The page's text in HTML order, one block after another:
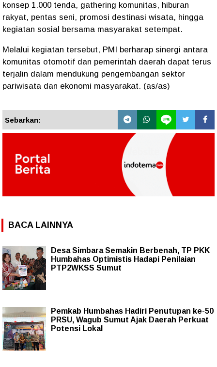
konsep 1.000 tenda, gathering komunitas, hiburan
rakyat, pentas seni, promosi destinasi wisata, hingga
kegiatan sosial bersama masyarakat setempat.
Melalui kegiatan tersebut, PMI berharap sinergi antara
komunitas otomotif dan pemerintah daerah dapat terus
terjalin dalam mendukung pengembangan sektor
pariwisata dan ekonomi masyarakat. (as/as)
Sebarkan:
BACA LAINNYA
Desa Simbara Semakin Berbenah, TP PKK
Humbahas Optimistis Hadapi Penilaian
PTP2WKSS Sumut
Pemkab Humbahas Hadiri Penutupan ke-50
PRSU, Wagub Sumut Ajak Daerah Perkuat
Potensi Lokal